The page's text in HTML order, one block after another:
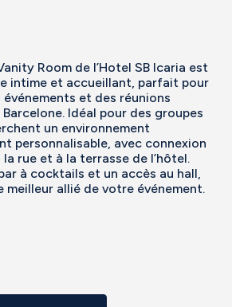
Room de l’Hotel SB Icaria est
intime et accueillant, parfait pour
et des réunions
Barcelone. Idéal pour des groupes
un environnement
personnalisable, avec connexion
rue et à la terrasse de l’hôtel.
à cocktails et un accès au hall,
meilleur allié de votre événement.